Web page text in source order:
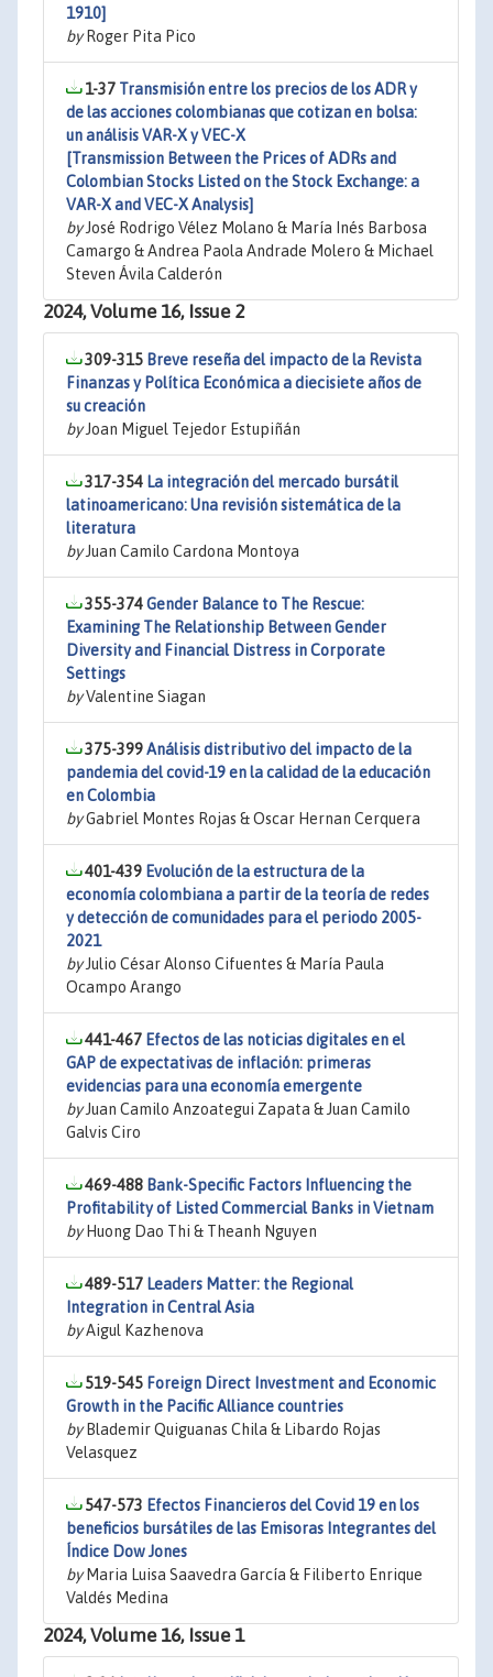
1910]
byRoger Pita Pico
1-37 Transmisión entre los precios de los ADR y
de las acciones colombianas que cotizan en bolsa:
un análisis VAR-X y VEC-X
[Transmission Between the Prices of ADRs and
Colombian Stocks Listed on the Stock Exchange: a
VAR-X and VEC-X Analysis]
byJosé Rodrigo Vélez Molano & María Inés Barbosa
Camargo & Andrea Paola Andrade Molero & Michael
Steven Ávila Calderón
2024, Volume 16, Issue 2
309-315 Breve reseña del impacto de la Revista
Finanzas y Política Económica a diecisiete años de
su creación
byJoan Miguel Tejedor Estupiñán
317-354 La integración del mercado bursátil
latinoamericano: Una revisión sistemática de la
literatura
byJuan Camilo Cardona Montoya
355-374Gender Balance to The Rescue:
Examining The Relationship Between Gender
Diversity and Financial Distress in Corporate
Settings
byValentine Siagan
375-399Análisis distributivo del impacto de la
pandemia del covid-19 en la calidad de la educación
en Colombia
byGabriel Montes Rojas & Oscar Hernan Cerquera
401-439 Evolución de la estructura de la
economía colombiana a partir de la teoría de redes
y detección de comunidades para el periodo 2005-
2021
byJulio César Alonso Cifuentes & María Paula
Ocampo Arango
441-467 Efectos de las noticias digitales en el
GAP de expectativas de inflación: primeras
evidencias para una economía emergente
byJuan Camilo Anzoategui Zapata & Juan Camilo
Galvis Ciro
469-488 Bank-Specific Factors Influencing the
Profitability of Listed Commercial Banks in Vietnam
byHuong Dao Thi & Theanh Nguyen
489-517 Leaders Matter: the Regional
Integration in Central Asia
byAigul Kazhenova
519-545 Foreign Direct Investment and Economic
Growth in the Pacific Alliance countries
byBlademir Quiguanas Chila & Libardo Rojas
Velasquez
547-573 Efectos Financieros del Covid 19 en los
beneficios bursátiles de las Emisoras Integrantes del
Índice Dow Jones
byMaria Luisa Saavedra García & Filiberto Enrique
Valdés Medina
2024, Volume 16, Issue 1